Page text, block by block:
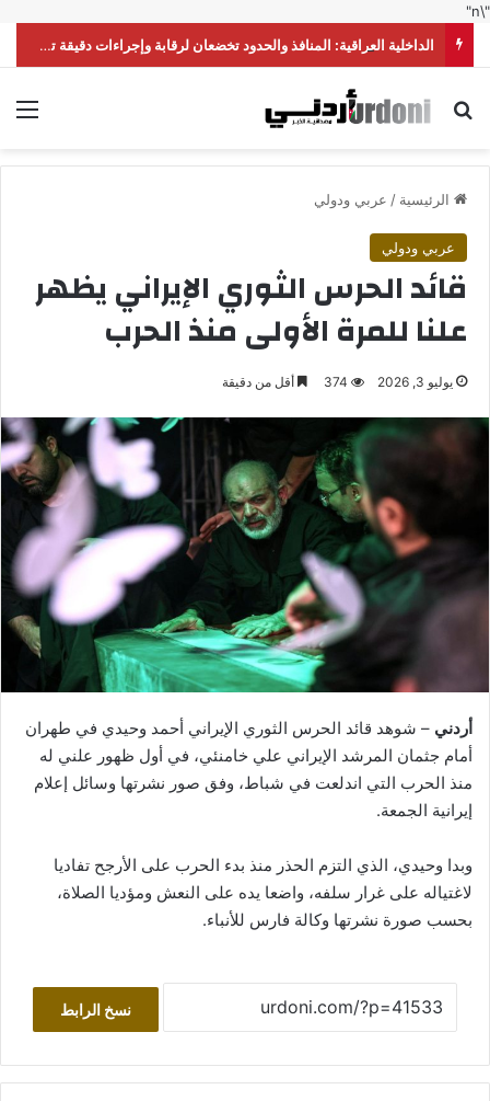
"\n"
الداخلية العراقية: المنافذ والحدود تخضعان لرقابة وإجراءات دقيقة تحقق أعلى درجات الأمن
بحث عن
الرئيسية / عربي ودولي
عربي ودولي
قائد الحرس الثوري الإيراني يظهر
علنا للمرة الأولى منذ الحرب
يوليو 3, 2026 374 أقل من دقيقة
أردني – شوهد قائد الحرس الثوري الإيراني أحمد وحيدي في طهران
أمام جثمان المرشد الإيراني علي خامنئي، في أول ظهور علني له
منذ الحرب التي اندلعت في شباط، وفق صور نشرتها وسائل إعلام
إيرانية الجمعة.
وبدا وحيدي، الذي التزم الحذر منذ بدء الحرب على الأرجح تفاديا
لاغتياله على غرار سلفه، واضعا يده على النعش ومؤديا الصلاة،
بحسب صورة نشرتها وكالة فارس للأنباء.
نسخ الرابط